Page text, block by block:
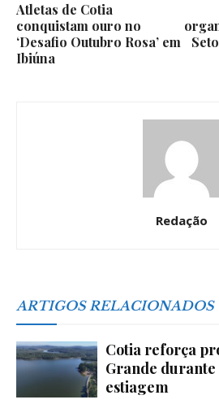
Atletas de Cotia
conquistam ouro no
‘Desafio Outubro Rosa’ em
Ibiúna
Redação
ARTIGOS RELACIONADOS
Cotia reforça
Grande
estiagem